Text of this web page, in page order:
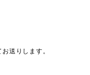
送りします。